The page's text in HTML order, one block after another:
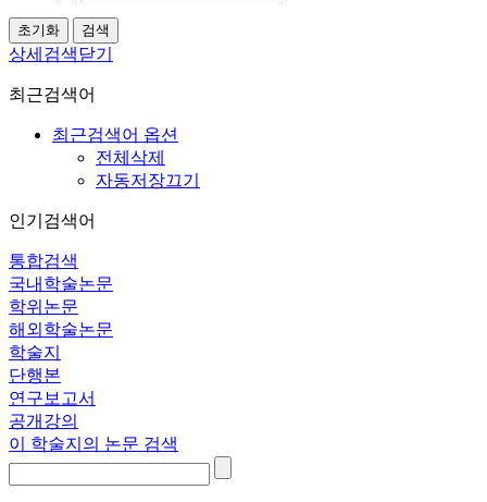
상세검색닫기
최근검색어
최근검색어 옵션
전체삭제
자동저장끄기
인기검색어
통합검색
국내학술논문
학위논문
해외학술논문
학술지
단행본
연구보고서
공개강의
이 학술지의 논문 검색